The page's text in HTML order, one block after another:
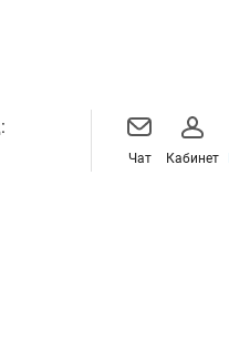
Чат Кабинет